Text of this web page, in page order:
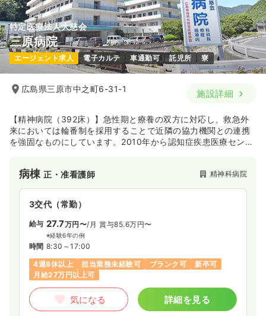
日勤のみ（パート）
給与 時給1,150円
時間 8:30～17:30（休憩60分）
第二新卒可
時給1,100円以上可
給与 20.5万円〜/月
※一例
時間 8:30～17:30
気になる
夜勤のみ（パート） 一時募集休止
給与 お問い合わせください
特定医療法人大慈会
三原病院
エージェント求人 電子カルテ 車通勤可 託児所 寮
広島県三原市中之町6-31-1 施設詳細
【精神病院（392床）】急性期と療養の双方に対応し、救急外
来においては輪番制を採用することで近隣の協力機関との連携
を強固なものにしています。2010年から認知症疾患医療センタ
病棟正・准看護師 精神科病院
3交代（常勤）
給与 27.7万円〜/月 賞与85.6万円〜
※経験6年の例
時間 8:30～17:00
4週8休以上
担当業務未経験可 ブランク可
新卒可
月給27万円以上可
気になる 詳細を見る